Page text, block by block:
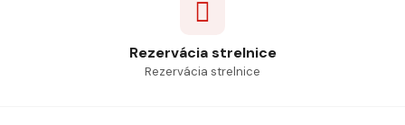
Rezervácia strelnice
Rezervácia strelnice